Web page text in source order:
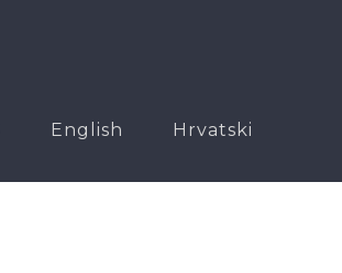
English Hrvatski